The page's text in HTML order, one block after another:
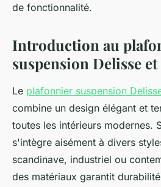
de fonctionnalité.
Introduction au
suspension Delisse et
Le plafonnier suspension
combine un design élégant et
toutes les intérieurs modernes.
s'intègre aisément à divers
scandinave, industriel ou
des matériaux garantit